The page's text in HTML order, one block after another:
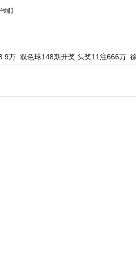
端】
万 双色球148期开奖:头奖11注666万